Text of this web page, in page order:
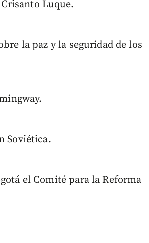
Luque.
la paz y la seguridad de los
Soviética.
el Comité para la Reforma